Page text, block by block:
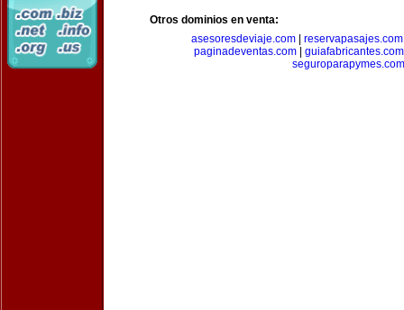
Otros dominios en venta:
asesoresdeviaje.com
reservapasajes.com
paginadeventas.com
guiafabricantes.com
seguroparapymes.com